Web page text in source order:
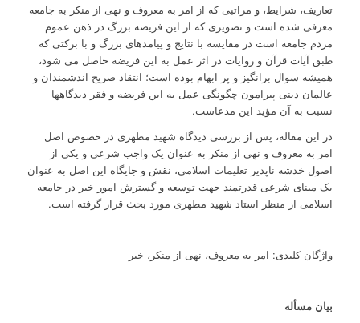
تعاریف، شرایط، و مراتبی که از امر به معروف و نهی از منکر به جامعه
معرفی شده است و تصویری که از این فریضه بزرگ در ذهن عموم
مردم جامعه است در مقایسه با نتایج و پیامدهای بزرگ و با برکتی که
طبق آیات قرآن و روایات در اثر عمل به این فریضه حاصل می شود،
همیشه سوال برانگیز و پر ابهام بوده است؛ انتقاد صریح اندشمندان و
عالمان دینی پیرامون چگونگی عمل به این فریضه و فقر دیدگاهها
نسبت به آن مؤید این مدعاست.
در این مقاله، پس از بررسی دیدگاه شهید مطهری در خصوص اصل
امر به معروف و نهی از منکر به عنوان یک واجب شرعی و یکی از
اصول خدشه ناپذیر تعلیمات اسلامی، نقش و جایگاه این اصل به عنوان
یک مبنای شرعی قدرتمند جهت توسعه و گسترش امور خیر در جامعه
اسلامی از منظر استاد شهید مطهری مورد بحث قرار گرفته است.
واژگان کلیدی: امر به معروف، نهی از منکر، خیر
بیان مسأله